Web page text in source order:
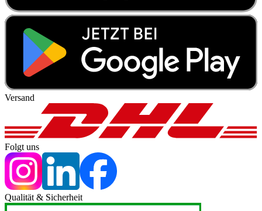
Versand
Folgt uns
Qualität & Sicherheit